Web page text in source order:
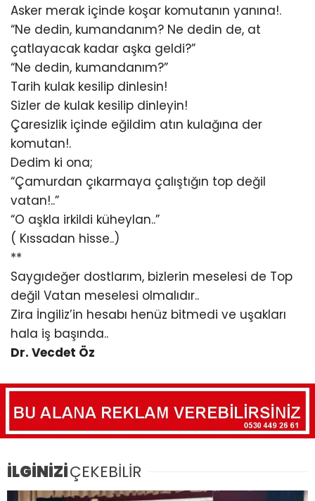
Asker merak içinde koşar komutanın yanına!.
“Ne dedin, kumandanım? Ne dedin de, at
çatlayacak kadar aşka geldi?”
“Ne dedin, kumandanım?”
Tarih kulak kesilip dinlesin!
Sizler de kulak kesilip dinleyin!
Çaresizlik içinde eğildim atın kulağına der
komutan!.
Dedim ki ona;
“Çamurdan çıkarmaya çalıştığın top değil
vatan!..”
“O aşkla irkildi küheylan..”
( Kıssadan hisse..)
**
Saygıdeğer dostlarım, bizlerin meselesi de Top
değil Vatan meselesi olmalıdır..
Zira İngiliz’in hesabı henüz bitmedi ve uşakları
hala iş başında..
Dr. Vecdet Öz
İLGİNİZİÇEKEBİLİR